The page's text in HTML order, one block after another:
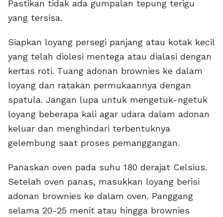
Pastikan tidak ada gumpalan tepung terigu
yang tersisa.
Siapkan loyang persegi panjang atau kotak kecil
yang telah diolesi mentega atau dialasi dengan
kertas roti. Tuang adonan brownies ke dalam
loyang dan ratakan permukaannya dengan
spatula. Jangan lupa untuk mengetuk-ngetuk
loyang beberapa kali agar udara dalam adonan
keluar dan menghindari terbentuknya
gelembung saat proses pemanggangan.
Panaskan oven pada suhu 180 derajat Celsius.
Setelah oven panas, masukkan loyang berisi
adonan brownies ke dalam oven. Panggang
selama 20-25 menit atau hingga brownies